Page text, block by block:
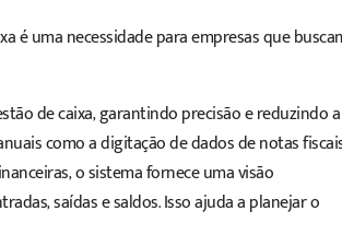
é uma necessidade para empresas que
de caixa, garantindo precisão e reduzindo a
como a digitação de dados de notas
o sistema fornece uma visão
saídas e saldos. Isso ajuda a planejar o